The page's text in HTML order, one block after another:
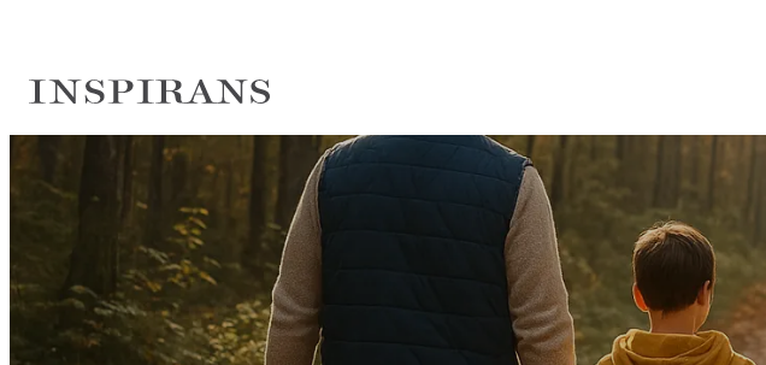
sisältöön
Inspirans